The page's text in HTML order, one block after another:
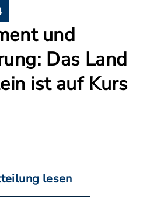
und
Das Land
ist auf Kurs
lesen